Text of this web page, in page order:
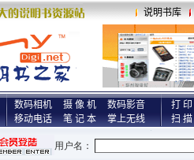
说明书库
数码相机 摄 像 机
数码影音
移动电话
笔 记 本 掌上无线
打
扫